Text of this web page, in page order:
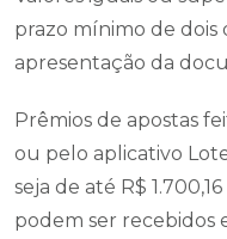
prazo mínimo de dois
apresentação da
Prêmios de apostas
ou pelo aplicativo
seja de até R$
podem ser recebidos